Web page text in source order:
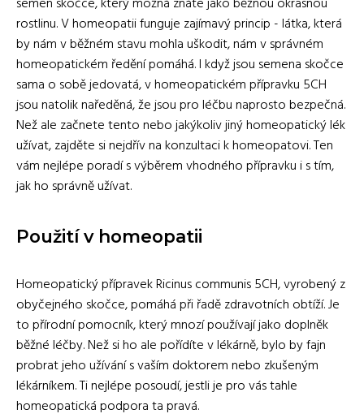
rostlinu. V homeopatii funguje zajímavý princip - látka, která
by nám v běžném stavu mohla uškodit, nám v správném
homeopatickém ředění pomáhá. I když jsou semena skočce
sama o sobě jedovatá, v homeopatickém přípravku 5CH
jsou natolik naředěná, že jsou pro léčbu naprosto bezpečná.
Než ale začnete tento nebo jakýkoliv jiný homeopatický lék
užívat, zajděte si nejdřív na konzultaci k homeopatovi. Ten
vám nejlépe poradí s výběrem vhodného přípravku i s tím,
jak ho správně užívat.
Použití v homeopatii
Homeopatický přípravek Ricinus communis 5CH, vyrobený z
obyčejného skočce, pomáhá při řadě zdravotních obtíží. Je
to přírodní pomocník, který mnozí používají jako doplněk
běžné léčby. Než si ho ale pořídíte v lékárně, bylo by fajn
probrat jeho užívání s vaším doktorem nebo zkušeným
lékárníkem. Ti nejlépe posoudí, jestli je pro vás tahle
homeopatická podpora ta pravá.